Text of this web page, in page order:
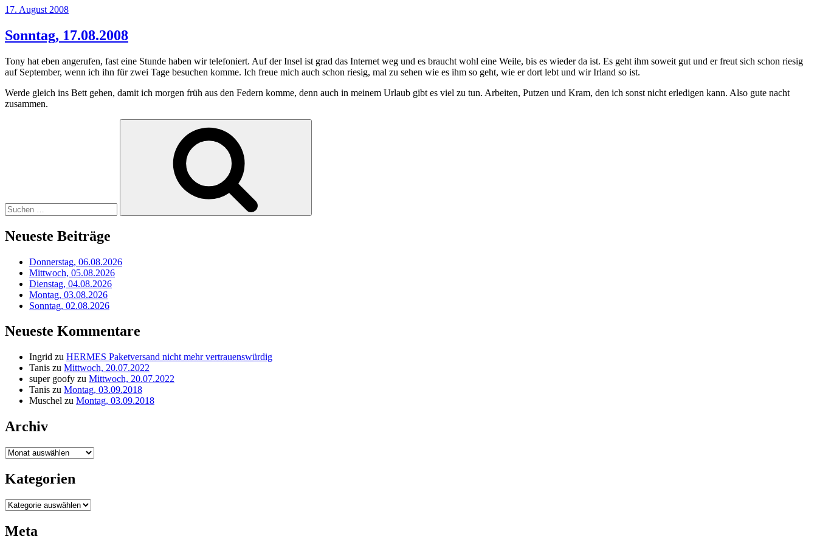
Veröffentlicht
17. August 2008
Sonntag, 17.08.2008
Tony hat eben angerufen, fast eine Stunde haben wir telefoniert. Auf der Insel ist grad das Internet weg und es braucht wohl eine Weile, bis es wieder da ist. Es geht ihm soweit gut und er freut sich schon riesig
auf September, wenn ich ihn für zwei Tage besuchen komme. Ich freue mich auch schon riesig, mal zu sehen wie es ihm so geht, wie er dort lebt und wir Irland so ist.
Werde gleich ins Bett gehen, damit ich morgen früh aus den Federn komme, denn auch in meinem Urlaub gibt es viel zu tun. Arbeiten, Putzen und Kram, den ich sonst nicht erledigen kann. Also gute nacht
zusammen.
Neueste Beiträge
Donnerstag, 06.08.2026
Mittwoch, 05.08.2026
Dienstag, 04.08.2026
Montag, 03.08.2026
Sonntag, 02.08.2026
Neueste Kommentare
Ingrid zu HERMES Paketversand nicht mehr vertrauenswürdig
Tanis zu Mittwoch, 20.07.2022
super goofy zu Mittwoch, 20.07.2022
Tanis zu Montag, 03.09.2018
Muschel zu Montag, 03.09.2018
Archiv
Archiv
Kategorien
Kategorien
Meta